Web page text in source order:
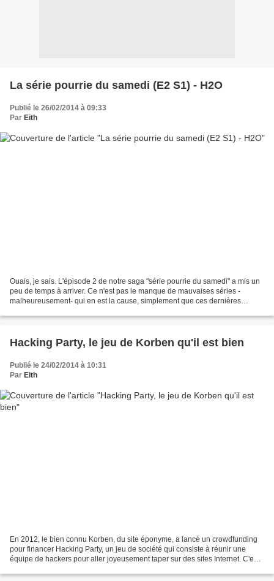
La série pourrie du samedi (E2 S1) - H2O
Publié le 26/02/2014 à 09:33
Par Eith
Ouais, je sais. L'épisode 2 de notre saga "série pourrie du samedi" a mis un
peu de temps à arriver. Ce n'est pas le manque de mauvaises séries -
malheureusement- qui en est la cause, simplement que ces dernières
Hacking Party, le jeu de Korben qu'il est bien
Publié le 24/02/2014 à 10:31
Par Eith
En 2012, le bien connu Korben, du site éponyme, a lancé un crowdfunding
pour financer Hacking Party, un jeu de société qui consiste à réunir une
équipe de hackers pour aller joyeusement taper sur des sites Internet. C'est